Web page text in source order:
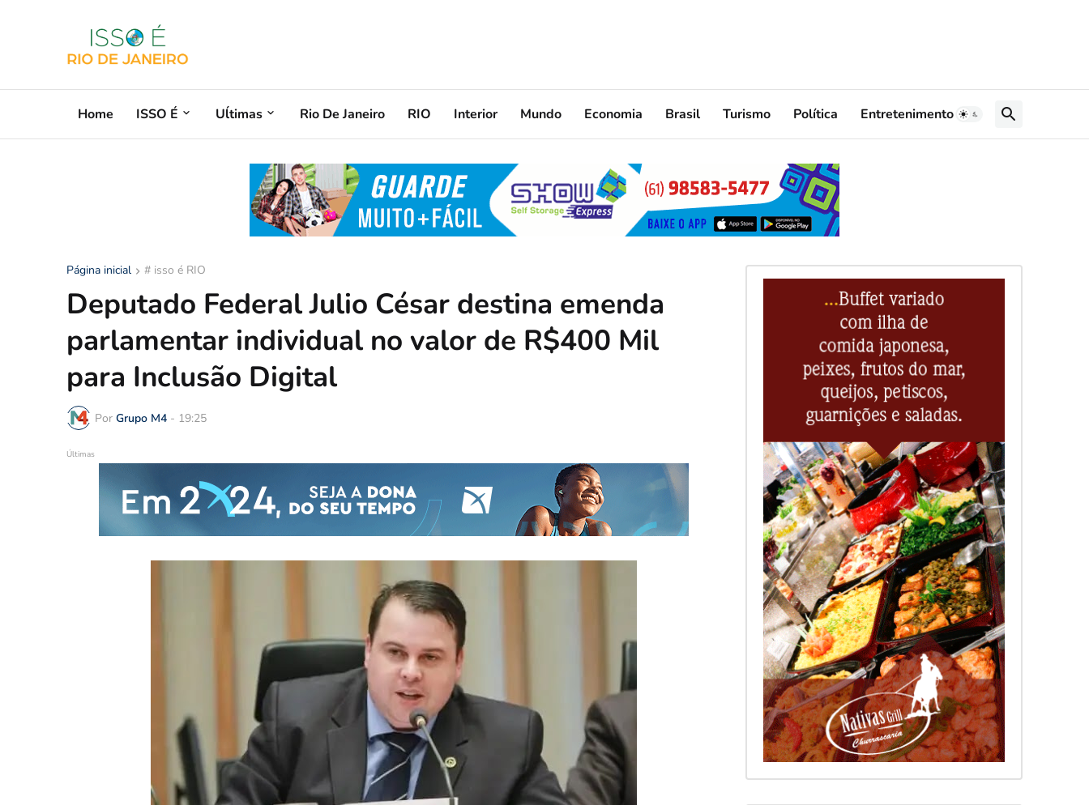
Home ISSO É Uĺtimas Rio De Janeiro RIO Interior Mundo Economia Brasil Turismo Política Entretenimento
Página inicial # isso é RIO
Deputado Federal Julio César destina emenda
parlamentar individual no valor de R$400 Mil
para Inclusão Digital
Por Grupo M4 - 19:25
Últimas